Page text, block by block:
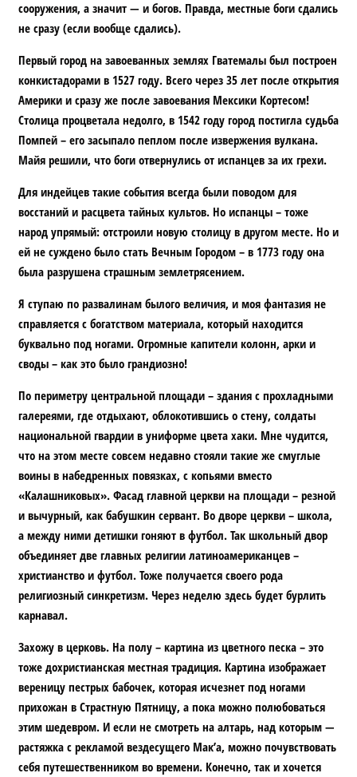
сооружения, а значит — и богов. Правда, местные боги сдались
не сразу (если вообще сдались).
Первый город на завоеванных землях Гватемалы был построен
конкистадорами в 1527 году. Всего через 35 лет после открытия
Америки и сразу же после завоевания Мексики Кортесом!
Столица процветала недолго, в 1542 году город постигла судьба
Помпей – его засыпало пеплом после извержения вулкана.
Майя решили, что боги отвернулись от испанцев за их грехи.
Для индейцев такие события всегда были поводом для
восстаний и расцвета тайных культов. Но испанцы – тоже
народ упрямый: отстроили новую столицу в другом месте. Но и
ей не суждено было стать Вечным Городом – в 1773 году она
была разрушена страшным землетрясением.
Я ступаю по развалинам былого величия, и моя фантазия не
справляется с богатством материала, который находится
буквально под ногами. Огромные капители колонн, арки и
своды – как это было грандиозно!
По периметру центральной площади – здания с прохладными
галереями, где отдыхают, облокотившись о стену, солдаты
национальной гвардии в униформе цвета хаки. Мне чудится,
что на этом месте совсем недавно стояли такие же смуглые
воины в набедренных повязках, с копьями вместо
«Калашниковых». Фасад главной церкви на площади – резной
и вычурный, как бабушкин сервант. Во дворе церкви – школа,
а между ними детишки гоняют в футбол. Так школьный двор
объединяет две главных религии латиноамериканцев –
христианство и футбол. Тоже получается своего рода
религиозный синкретизм. Через неделю здесь будет бурлить
карнавал.
Захожу в церковь. На полу – картина из цветного песка – это
тоже дохристианская местная традиция. Картина изображает
вереницу пестрых бабочек, которая исчезнет под ногами
прихожан в Страстную Пятницу, а пока можно полюбоваться
этим шедевром. И если не смотреть на алтарь, над которым —
растяжка с рекламой вездесущего Мак’а, можно почувствовать
себя путешественником во времени. Конечно, так и хочется